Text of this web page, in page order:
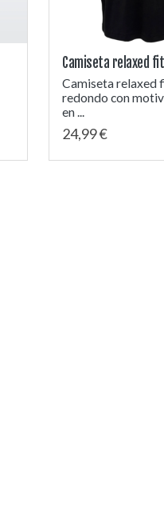
Camiseta relaxed
Camiseta relaxed
redondo con
en ...
24,99 €